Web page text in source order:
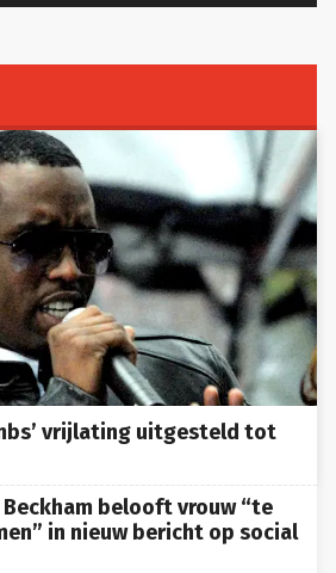
vrijlating uitgesteld tot
belooft vrouw “te
in nieuw bericht op social